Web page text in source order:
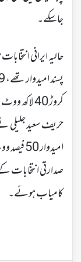
جاسکے۔
حالیہ ایرانی
کروڑ 40
صدارتی انتخابات
کامیاب ہوئے۔